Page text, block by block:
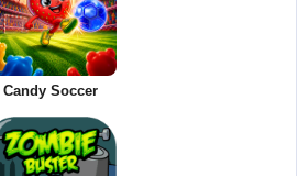
Candy Soccer